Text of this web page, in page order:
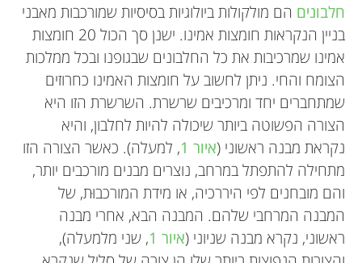
חלבונים הם מולקולות ביולוגיות בסיסיות שמורכבות מאבני
בניין הנקראות חומצות אמינו. ישנן סך הכול 20 חומצות
אמינו שמרכיבות את כל החלבונים שבגופנו ובכל ממלכות
הצומח והחי. ניתן לחשוב על חומצות האמינו כחרוזים
שמתחברים יחד ומרכיבים שרשרת. השרשרת הזו היא
הצורה הפשוטה ביותר שיכולה להיות לחלבון, והיא
נקראת מבנה ראשוני (איור 1
, למעלה). כאשר הצורה הזו
מתחילה להתפתל במרחב, נוצרים מבנים מורכבים יותר,
והם מובחנים לפי היררכיה, או מידת המורכבוּת, של
המבנה המרחבי שלהם. המבנה הבא, אחרי מבנה
ראשוני, נקרא מבנה שניוני (איור 1
, שני מלמעלה),